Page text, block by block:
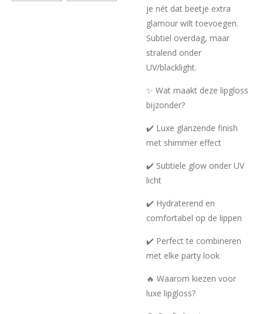
je nét dat beetje extra
glamour wilt toevoegen.
Subtiel overdag, maar
stralend onder
UV/blacklight.
✨ Wat maakt deze lipgloss
bijzonder?
✔️ Luxe glanzende finish
met shimmer effect
✔️ Subtiele glow onder UV
licht
✔️ Hydraterend en
comfortabel op de lippen
✔️ Perfect te combineren
met elke party look
🔥 Waarom kiezen voor
luxe lipgloss?